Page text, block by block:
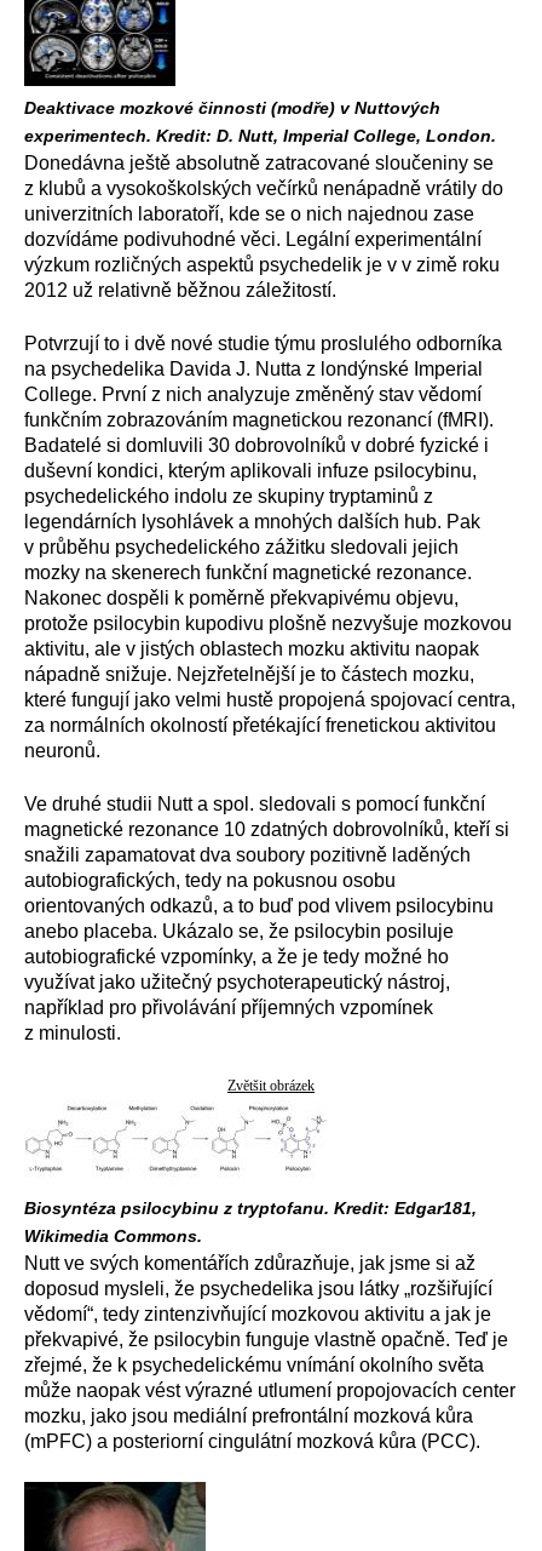
Deaktivace mozkové činnosti (modře) v Nuttových
experimentech. Kredit: D. Nutt, Imperial College, London.
Donedávna ještě absolutně zatracované sloučeniny se
z klubů a vysokoškolských večírků nenápadně vrátily do
univerzitních laboratoří, kde se o nich najednou zase
dozvídáme podivuhodné věci. Legální experimentální
výzkum rozličných aspektů psychedelik je v v zimě roku
2012 už relativně běžnou záležitostí.
Potvrzují to i dvě nové studie týmu proslulého odborníka
na psychedelika Davida J. Nutta z londýnské Imperial
College. První z nich analyzuje změněný stav vědomí
funkčním zobrazováním magnetickou rezonancí (fMRI).
Badatelé si domluvili 30 dobrovolníků v dobré fyzické i
duševní kondici, kterým aplikovali infuze psilocybinu,
psychedelického indolu ze skupiny tryptaminů z
legendárních lysohlávek a mnohých dalších hub. Pak
v průběhu psychedelického zážitku sledovali jejich
mozky na skenerech funkční magnetické rezonance.
Nakonec dospěli k poměrně překvapivému objevu,
protože psilocybin kupodivu plošně nezvyšuje mozkovou
aktivitu, ale v jistých oblastech mozku aktivitu naopak
nápadně snižuje. Nejzřetelnější je to částech mozku,
které fungují jako velmi hustě propojená spojovací centra,
za normálních okolností přetékající frenetickou aktivitou
neuronů.
Ve druhé studii Nutt a spol. sledovali s pomocí funkční
magnetické rezonance 10 zdatných dobrovolníků, kteří si
snažili zapamatovat dva soubory pozitivně laděných
autobiografických, tedy na pokusnou osobu
orientovaných odkazů, a to buď pod vlivem psilocybinu
anebo placeba. Ukázalo se, že psilocybin posiluje
autobiografické vzpomínky, a že je tedy možné ho
využívat jako užitečný psychoterapeutický nástroj,
například pro přivolávání příjemných vzpomínek
z minulosti.
Zvětšit obrázek
Biosyntéza psilocybinu z tryptofanu. Kredit: Edgar181,
Wikimedia Commons.
Nutt ve svých komentářích zdůrazňuje, jak jsme si až
doposud mysleli, že psychedelika jsou látky „rozšiřující
vědomí“, tedy zintenzivňující mozkovou aktivitu a jak je
překvapivé, že psilocybin funguje vlastně opačně. Teď je
zřejmé, že k psychedelickému vnímání okolního světa
může naopak vést výrazné utlumení propojovacích center
mozku, jako jsou mediální prefrontální mozková kůra
(mPFC) a posteriorní cingulátní mozková kůra (PCC).